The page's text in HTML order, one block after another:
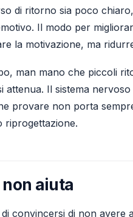
di ritorno sia poco
Il modo per
la motivazione, ma
man mano che piccoli
attenua. Il sistema
provare non porta
riprogettazione.
non aiuta
convincersi di non avere